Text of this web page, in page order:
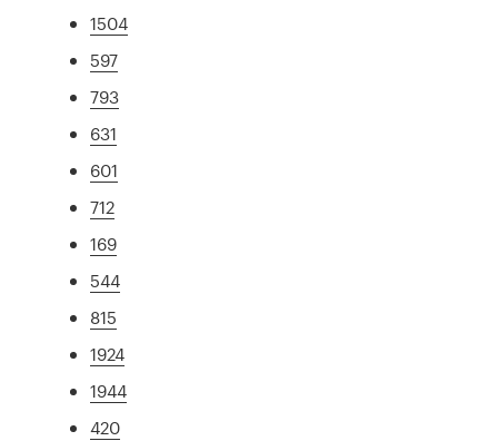
1504
597
793
631
601
712
169
544
815
1924
1944
420